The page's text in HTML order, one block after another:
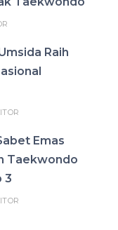
Raih
Emas
Taekwondo
3